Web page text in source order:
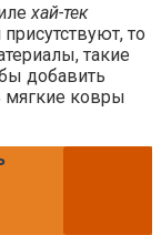
хай-тек
то
такие
добавить
мягкие ковры